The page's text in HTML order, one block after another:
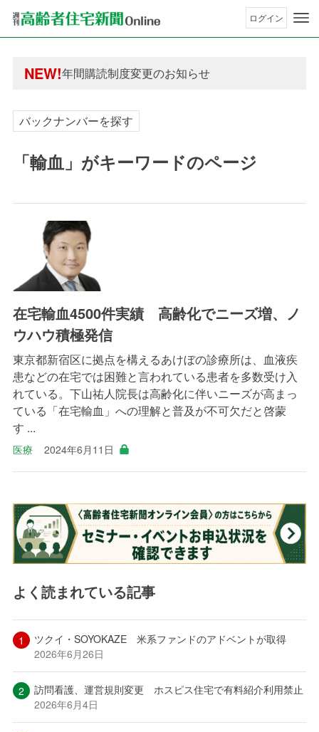
ログイン
NEW!年間購読制度変更のお知らせ
高齢者住宅新聞 無料会員の皆様へ閲覧本数変更
バックナンバーを探す
「輸血」がキーワードのページ
在宅輸血4500件実績 高齢化でニーズ増、ノ
ウハウ積極発信
東京都新宿区に拠点を構えるあけぼの診療所は、血液疾
患などの在宅では困難と言われている患者を多数受け入
れている。下山祐人院長は高齢化に伴いニーズが高まっ
ている「在宅輸血」への理解と普及が不可欠だと啓蒙
す ...
医療 2024年6月11日
よく読まれている記事
ツクイ・SOYOKAZE 米系ファンドのアドベントが取得
2026年6月26日
訪問看護、運営規則変更 ホスピス住宅で有料紹介利用禁止
2026年6月4日